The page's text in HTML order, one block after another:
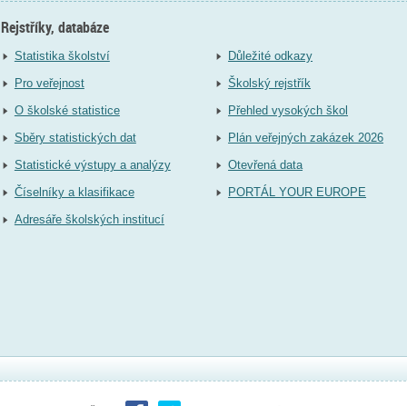
Rejstříky, databáze
Statistika školství
Pro veřejnost
O školské statistice
Sběry statistických dat
Statistické výstupy a analýzy
Číselníky a klasifikace
Adresáře školských institucí
Důležité odkazy
Školský rejstřík
Přehled vysokých škol
Plán veřejných zakázek 2026
Otevřená data
PORTÁL YOUR EUROPE